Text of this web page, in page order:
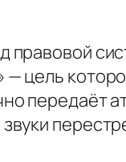
правовой
цель
передаёт